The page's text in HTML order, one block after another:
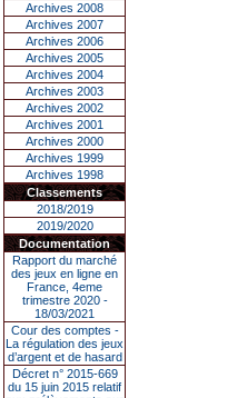
Archives 2008
Archives 2007
Archives 2006
Archives 2005
Archives 2004
Archives 2003
Archives 2002
Archives 2001
Archives 2000
Archives 1999
Archives 1998
Classements
2018/2019
2019/2020
Documentation
Rapport du marché
des jeux en ligne en
France, 4eme
trimestre 2020 -
18/03/2021
Cour des comptes -
La régulation des jeux
d’argent et de hasard
Décret n° 2015-669
du 15 juin 2015 relatif